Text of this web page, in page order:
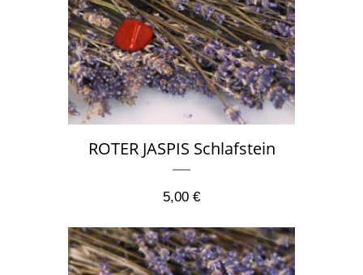
ROTER JASPIS Schlafstein
5,00 €